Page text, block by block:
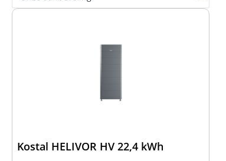
Kostal HELIVOR HV 22,4 kWh